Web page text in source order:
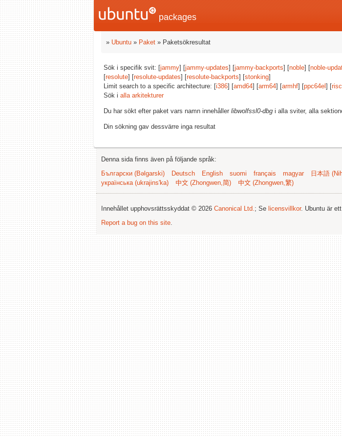
packages
» Ubuntu » Paket » Paketsökresultat
Sök i specifik svit: [jammy] [jammy-updates] [jammy-backports] [noble] [noble-
[resolute] [resolute-updates] [resolute-backports] [stonking]
Limit search to a specific architecture: [i386] [amd64] [arm64] [armhf] [ppc64el ] [
Sök i alla arkitekturer
Du har sökt efter paket vars namn innehåller libwolfssl0-dbg i alla sviter, alla
Din sökning gav dessvärre inga resultat
Denna sida finns även på följande språk:
Български (Bəlgarski)
Deutsch English suomi français magyar 日本語
українська (ukrajins'ka)
中文 (Zhongwen,简) 中文 (Zhongwen,繁)
Innehållet upphovsrättsskyddat © 2026 Canonical Ltd.; Se licensvillkor. Ubuntu är ett
Report a bug on this site.